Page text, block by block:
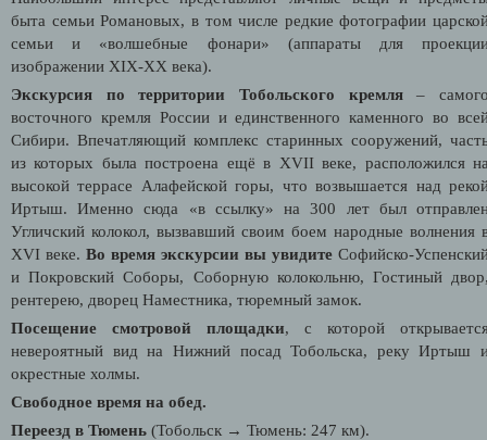
быта семьи Романовых, в том числе редкие фотографии
семьи и «волшебные фонари» (аппараты для
изображении XIX-XX века).
Экскурсия по территории Тобольского кремля–
восточного кремля России и единственного каменного во
Сибири. Впечатляющий комплекс старинных сооружений,
из которых была построена ещё в XVII веке, расположился
высокой террасе Алафейской горы, что возвышается над
Иртыш. Именно сюда «в ссылку» на 300 лет был
Угличский колокол, вызвавший своим боем народные волнения
XVI веке. Во время экскурсии вы увидите Софийско-
и Покровский Соборы, Соборную колокольню, Гостиный
рентерею, дворец Наместника, тюремный замок.
Посещение смотровой площадки, с которой
невероятный вид на Нижний посад Тобольска, реку Иртыш
окрестные холмы.
Свободное время на обед.
Переезд в Тюмень (Тобольск → Тюмень: 247 км).